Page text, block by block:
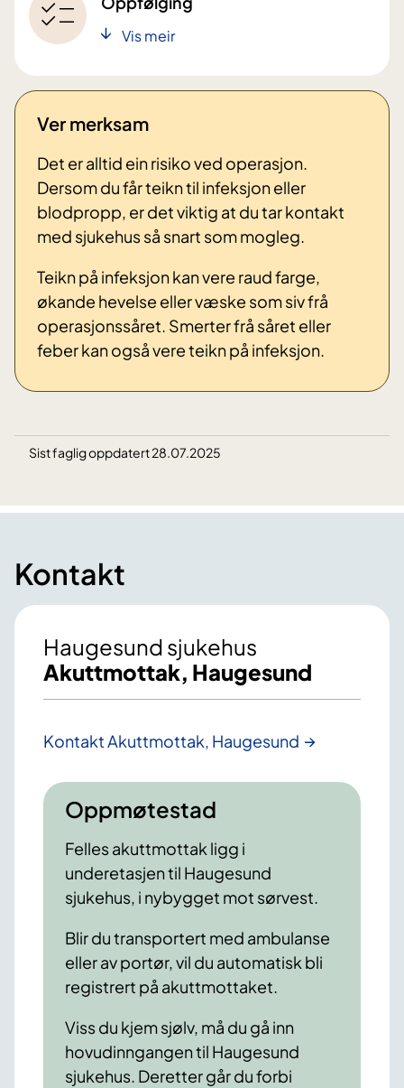
Vis meir
Ver merksam
Det er alltid ein risiko ved operasjon.
Dersom du får teikn til infeksjon eller
blodpropp, er det viktig at du tar kontakt
med sjukehus så snart som mogleg.
Teikn på infeksjon kan vere raud farge,
økande hevelse eller væske som siv frå
operasjonssåret. Smerter frå såret eller
feber kan også vere teikn på infeksjon.
Sist faglig oppdatert 28.07.2025
Kontakt
Haugesund sjukehus
Akuttmottak, Haugesund
Kontakt Akuttmottak, Haugesund
Oppmøtestad
Felles akuttmottak ligg i
underetasjen til Haugesund
sjukehus, i nybygget mot sørvest.
Blir du transportert med ambulanse
eller av portør, vil du automatisk bli
registrert på akuttmottaket.
Viss du kjem sjølv, må du gå inn
hovudinngangen til Haugesund
sjukehus. Deretter går du forbi